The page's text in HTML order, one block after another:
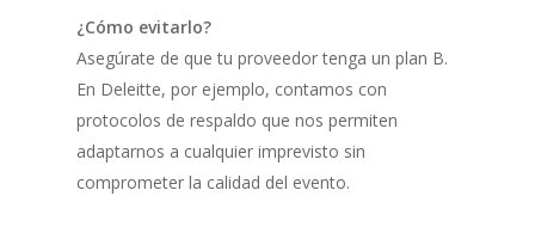
¿Cómo evitarlo?
Asegúrate de que tu proveedor tenga un plan B.
En Deleitte, por ejemplo, contamos con
protocolos de respaldo que nos permiten
adaptarnos a cualquier imprevisto sin
comprometer la calidad del evento.